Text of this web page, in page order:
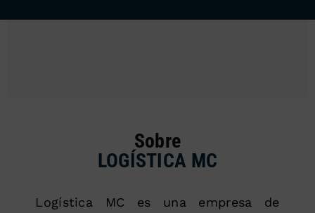
Sobre
LOGÍSTICA MC
Logística MC es una empresa de